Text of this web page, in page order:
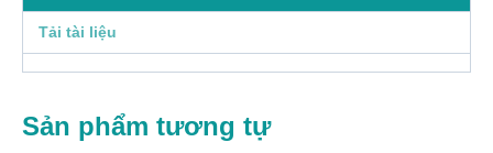
Tải tài liệu
Sản phẩm tương tự